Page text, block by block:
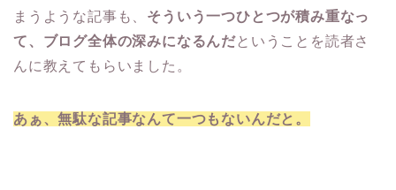
まうような記事も、 そういう一つひとつが積み重なっ
て、ブログ全体の深みになるんだということを読者さ
んに教えてもらいました。
あぁ、無駄な記事なんて一つもないんだと。